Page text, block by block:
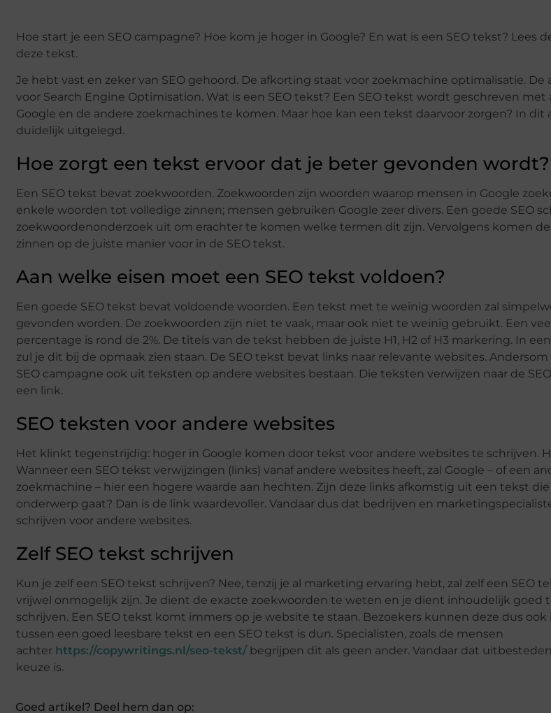
Hoe start je een SEO campagne? Hoe kom je hoger in Google? En wat is een SEO tekst? Lees
deze tekst.
Je hebt vast en zeker van SEO gehoord. De afkorting staat voor zoekmachine optimalisatie. De
voor Search Engine Optimisation. Wat is een SEO tekst? Een SEO tekst wordt geschreven met
Google en de andere zoekmachines te komen. Maar hoe kan een tekst daarvoor zorgen? In
duidelijk uitgelegd.
Hoe zorgt een tekst ervoor dat je beter gevonden wordt?
Een SEO tekst bevat zoekwoorden. Zoekwoorden zijn woorden waarop mensen in Google
enkele woorden tot volledige zinnen; mensen gebruiken Google zeer divers. Een goede SEO
zoekwoordenonderzoek uit om erachter te komen welke termen dit zijn. Vervolgens komen
zinnen op de juiste manier voor in de SEO tekst.
Aan welke eisen moet een SEO tekst voldoen?
Een goede SEO tekst bevat voldoende woorden. Een tekst met te weinig woorden zal
gevonden worden. De zoekwoorden zijn niet te vaak, maar ook niet te weinig gebruikt. Een
percentage is rond de 2%. De titels van de tekst hebben de juiste H1, H2 of H3 markering. In
zul je dit bij de opmaak zien staan. De SEO tekst bevat links naar relevante websites. Andersom
SEO campagne ook uit teksten op andere websites bestaan. Die teksten verwijzen naar de
een link.
SEO teksten voor andere websites
Het klinkt tegenstrijdig: hoger in Google komen door tekst voor andere websites te schrijven.
Wanneer een SEO tekst verwijzingen (links) vanaf andere websites heeft, zal Google – of een
zoekmachine – hier een hogere waarde aan hechten. Zijn deze links afkomstig uit een tekst
onderwerp gaat? Dan is de link waardevoller. Vandaar dus dat bedrijven en
schrijven voor andere websites.
Zelf SEO tekst schrijven
Kun je zelf een SEO tekst schrijven? Nee, tenzij je al marketing ervaring hebt, zal zelf een SEO
vrijwel onmogelijk zijn. Je dient de exacte zoekwoorden te weten en je dient inhoudelijk goed
schrijven. Een SEO tekst komt immers op je website te staan. Bezoekers kunnen deze dus ook
tussen een goed leesbare tekst en een SEO tekst is dun. Specialisten, zoals de mensen
achter https://copywritings.nl/seo-tekst/ begrijpen dit als geen ander. Vandaar dat
keuze is.
Goed artikel? Deel hem dan op: